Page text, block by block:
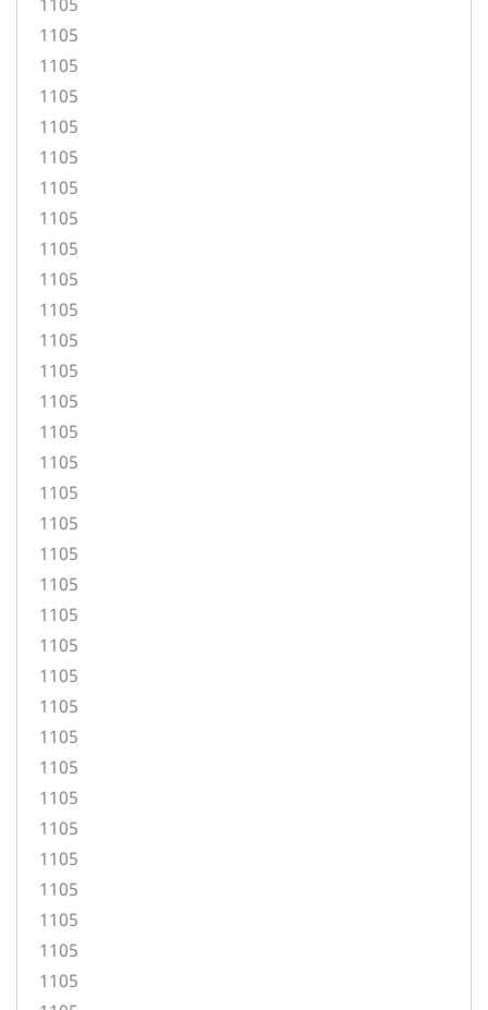
1105
1105
1105
1105
1105
1105
1105
1105
1105
1105
1105
1105
1105
1105
1105
1105
1105
1105
1105
1105
1105
1105
1105
1105
1105
1105
1105
1105
1105
1105
1105
1105